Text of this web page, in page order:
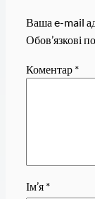
Ваша e-mail
Обов’язкові
Коментар *
Ім’я *